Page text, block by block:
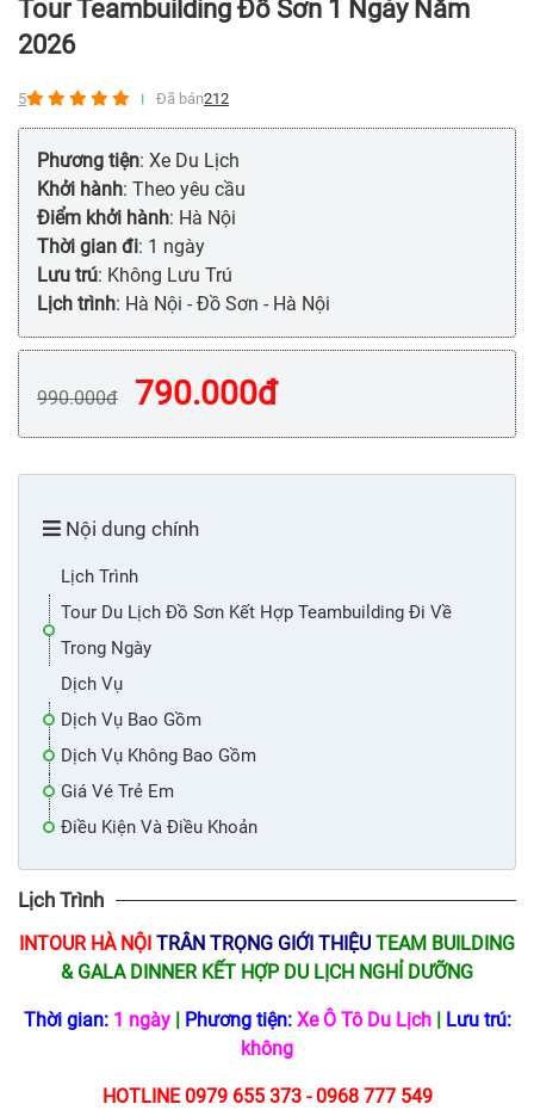
Tour Teambuilding Đồ Sơn 1 Ngày Năm
2026
5 Đã bán212
Phương tiện: Xe Du Lịch
Khởi hành: Theo yêu cầu
Điểm khởi hành: Hà Nội
Thời gian đi: 1 ngày
Lưu trú: Không Lưu Trú
Lịch trình: Hà Nội - Đồ Sơn - Hà Nội
990.000đ 790.000đ
Nội dung chính
Lịch Trình
Tour Du Lịch Đồ Sơn Kết Hợp Teambuilding Đi Về
Trong Ngày
Dịch Vụ
Dịch Vụ Bao Gồm
Dịch Vụ Không Bao Gồm
Giá Vé Trẻ Em
Điều Kiện Và Điều Khoản
Lịch Trình
INTOUR HÀ NỘI TRÂN TRỌNG GIỚI THIỆU TEAM BUILDING
& GALA DINNER KẾT HỢP DU LỊCH NGHỈ DƯỠNG
Thời gian: 1 ngày| Phương tiện: Xe Ô Tô Du Lịch|
Lưu trú:
không
HOTLINE 0979 655 373 - 0968 777 549